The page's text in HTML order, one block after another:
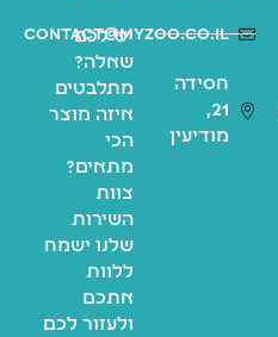
contact@myzoo.co.il
חסידה
21,
מודיעין
יש לכם
שאלה?
מתלבטים
איזה מוצר
הכי
מתאים?
צוות
השירות
שלנו ישמח
ללוות
אתכם
ולעזור לכם